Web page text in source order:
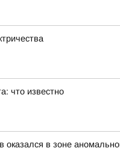
что известно
оказался в зоне